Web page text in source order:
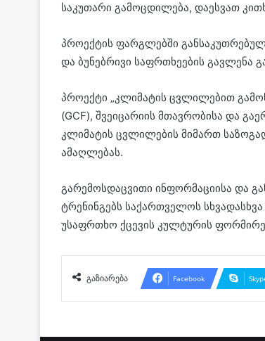
საკუთარი გამოცდილება, დაესვათ
პროექტის ფარგლებში
და ბუნებრივი საფრთხეების გავლენა
პროექტი „კლიმატის ცვლილებით
(GCF), შვეიცარიის მთავრობისა და
კლიმატის ცვლილების მიმართ
ამაღლებას.
გარემოსდაცვითი ინფორმაციისა და
ტრენინგებს საქართველოს
უსაფრთხო ქცევის კულტურის
გაზიარება Facebook